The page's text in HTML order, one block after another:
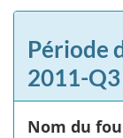
Période
2011-Q3
Nom du